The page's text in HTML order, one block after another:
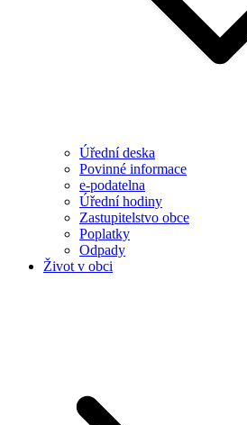
Úřední deska
Povinné informace
e-podatelna
Úřední hodiny
Zastupitelstvo obce
Poplatky
Odpady
Život v obci